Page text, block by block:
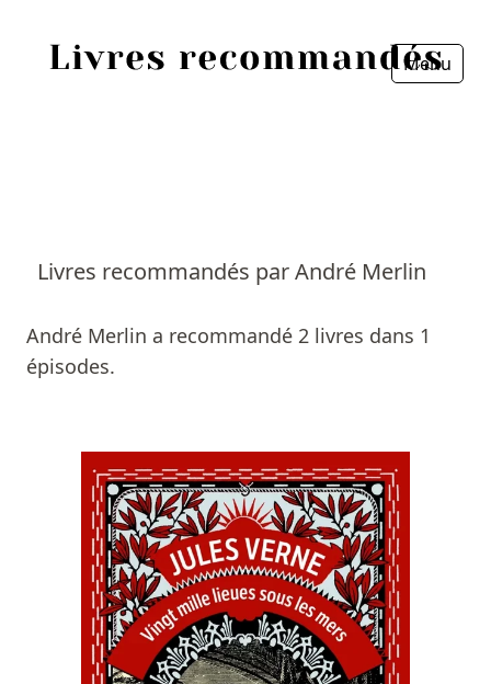
Menu
Livres recommandés par André Merlin
André Merlin a recommandé 2 livres dans 1
épisodes.
Livres
Prix littéraires
Fermer